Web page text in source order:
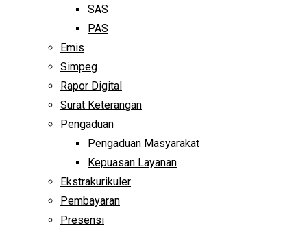
SAS
PAS
Emis
Simpeg
Rapor Digital
Surat Keterangan
Pengaduan
Pengaduan Masyarakat
Kepuasan Layanan
Ekstrakurikuler
Pembayaran
Presensi